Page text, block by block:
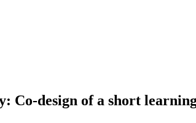
Co-design of a short